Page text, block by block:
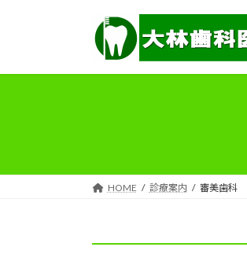
プ
動
HOME 診療案内 審美歯科